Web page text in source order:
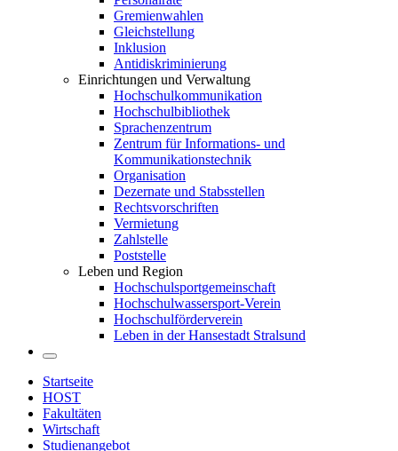
Gremienwahlen
Gleichstellung
Inklusion
Antidiskriminierung
Einrichtungen und Verwaltung
Hochschulkommunikation
Hochschulbibliothek
Sprachenzentrum
Zentrum für Informations- und
Kommunikationstechnik
Organisation
Dezernate und Stabsstellen
Rechtsvorschriften
Vermietung
Zahlstelle
Poststelle
Leben und Region
Hochschulsportgemeinschaft
Hochschulwassersport-Verein
Hochschulförderverein
Leben in der Hansestadt Stralsund
Startseite
HOST
Fakultäten
Wirtschaft
Studienangebot